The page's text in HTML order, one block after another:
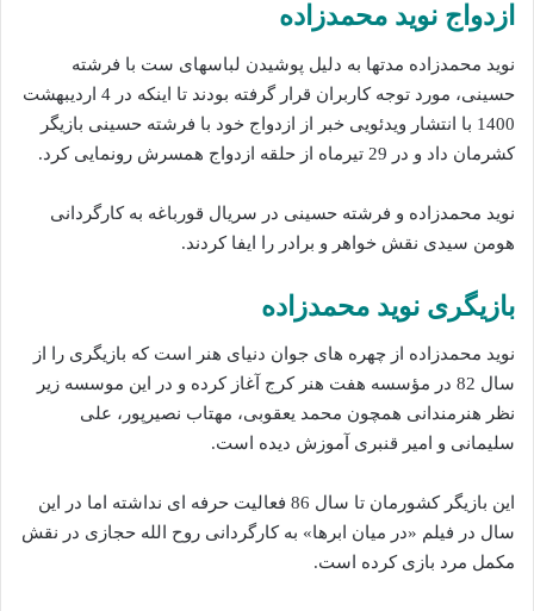
ازدواج نوید محمدزاده‌
نوید محمدزاده مدتها به دلیل پوشیدن لباسهای ست با فرشته
حسینی، مورد توجه‌ کاربران قرار گرفته بودند تا اینکه در 4 اردیبهشت
1400 با انتشار ویدئویی خبر از ازدواج خود با فرشته حسینی بازیگر
کشرمان داد و در 29 تیرماه از حلقه ازدواج همسرش رونمایی کرد.
نوید محمدزاده و فرشته حسینی در سریال قورباغه به کارگردانی
هومن سیدی نقش خواهر و برادر را ایفا کردند.
بازیگری نوید محمدزاده
نوید محمدزاده از چهره های جوان دنیای هنر است که بازیگری را از
سال 82 در مؤسسه هفت هنر کرج آغاز کرده و در این موسسه زیر
نظر هنرمندانی همچون محمد یعقوبی، مهتاب نصیرپور، علی
سلیمانی و امیر قنبری آموزش دیده است.
این بازیگر کشورمان تا سال 86 فعالیت حرفه ای نداشته اما در این
سال در فیلم «در میان ابرها» به کارگردانی روح الله حجازی در نقش
مکمل مرد بازی کرده است.